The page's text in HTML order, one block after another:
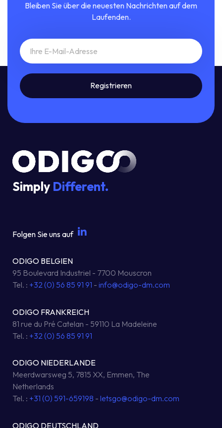
Bleiben Sie über die neuesten Nachrichten auf dem
Laufenden.
Simply Different.
Folgen Sie uns auf
ODIGO BELGIEN
95 Boulevard Industriel - 7700 Mouscron
Tel. : +32 (0) 56 85 91 91 - info@odigo-dm.com
ODIGO FRANKREICH
81 rue du Pré Catelan - 59110 La Madeleine
Tel. : +32 (0) 56 85 91 91
ODIGO NIEDERLANDE
Meerdwarsweg 5, 7815 XX, Emmen, The
Netherlands
Tel. : +31 (0) 591-659198 - letsgo@odigo-dm.com
ODIGO DEUTSCHLAND